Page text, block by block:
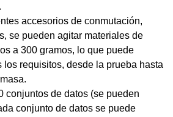
accesorios de conmutación,
se pueden agitar materiales de
a 300 gramos, lo que puede
los requisitos, desde la prueba hasta
conjuntos de datos (se pueden
conjunto de datos se puede